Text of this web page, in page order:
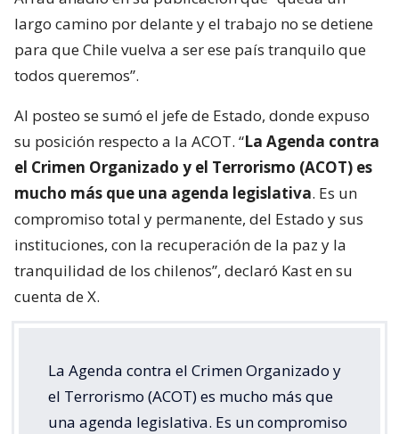
largo camino por delante y el trabajo no se detiene
para que Chile vuelva a ser ese país tranquilo que
todos queremos”.
Al posteo se sumó el jefe de Estado, donde expuso
su posición respecto a la ACOT. “La Agenda contra
el Crimen Organizado y el Terrorismo (ACOT) es
mucho más que una agenda legislativa. Es un
compromiso total y permanente, del Estado y sus
instituciones, con la recuperación de la paz y la
tranquilidad de los chilenos”, declaró Kast en su
cuenta de X.
La Agenda contra el Crimen Organizado y
el Terrorismo (ACOT) es mucho más que
una agenda legislativa. Es un compromiso